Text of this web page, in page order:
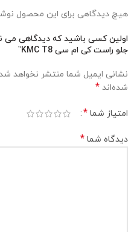
هیچ دیدگاهی برای این محصول
اولین کسی باشید که دیدگاهی
جلو راست کی ام سی KMC T8”
نشانی ایمیل شما منتشر نخواهد
شده‌اند *
امتیاز شما *
دیدگاه شما *